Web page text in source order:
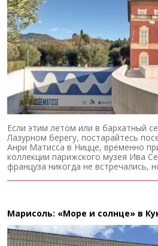
Если этим летом или в бархатный
Лазурном берегу, постарайтесь
Анри Матисса в Ницце, временно
коллекции парижского музея Ива
француза никогда не встречались,
Марисоль: «Море и солнце» в